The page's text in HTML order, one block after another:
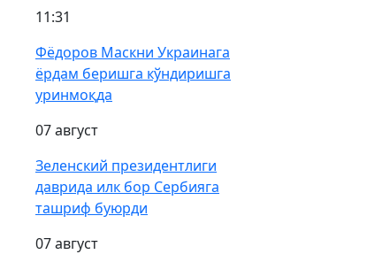
11:31
Фёдоров Маскни Украинага
ёрдам беришга кўндиришга
уринмоқда
07 август
Зеленский президентлиги
даврида илк бор Сербияга
ташриф буюрди
07 август